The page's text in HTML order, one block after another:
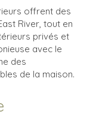
offrent des
River, tout en
privés et
avec le
des
de la maison.